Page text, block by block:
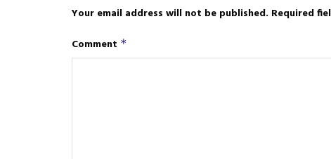
Your email address will not be published. Required
Comment *